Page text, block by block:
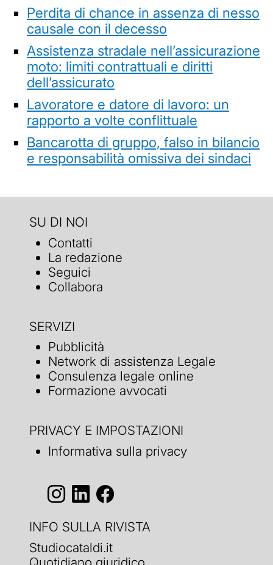
Perdita di chance in assenza di nesso
causale con il decesso
Assistenza stradale nell’assicurazione
moto: limiti contrattuali e diritti
dell’assicurato
Lavoratore e datore di lavoro: un
rapporto a volte conflittuale
Bancarotta di gruppo, falso in bilancio
e responsabilità omissiva dei sindaci
SU DI NOI
Contatti
La redazione
Seguici
Collabora
SERVIZI
Pubblicità
Network di assistenza Legale
Consulenza legale online
Formazione avvocati
PRIVACY E IMPOSTAZIONI
Informativa sulla privacy
INFO SULLA RIVISTA
Studiocataldi.it